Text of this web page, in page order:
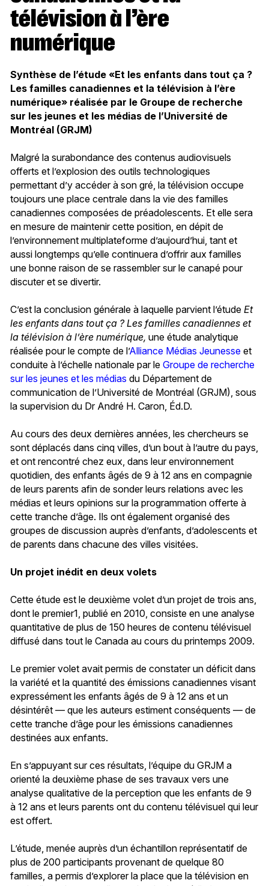
télévision à l’ère
numérique
Synthèse de l’étude «Et les enfants dans tout ça ?
Les familles canadiennes et la télévision à l’ère
numérique» réalisée par le Groupe de recherche
sur les jeunes et les médias de l’Université de
Montréal (GRJM)
Malgré la surabondance des contenus audiovisuels
offerts et l’explosion des outils technologiques
permettant d’y accéder à son gré, la télévision occupe
toujours une place centrale dans la vie des familles
canadiennes composées de préadolescents. Et elle sera
en mesure de maintenir cette position, en dépit de
l’environnement multiplateforme d’aujourd’hui, tant et
aussi longtemps qu’elle continuera d’offrir aux familles
une bonne raison de se rassembler sur le canapé pour
discuter et se divertir.
C’est la conclusion générale à laquelle parvient l’étude Et
les enfants dans tout ça ? Les familles canadiennes et
la télévision à l’ère numérique, une étude analytique
réalisée pour le compte de l’Alliance Médias Jeunesse et
conduite à l’échelle nationale par le Groupe de recherche
sur les jeunes et les médias du Département de
communication de l’Université de Montréal (GRJM), sous
la supervision du Dr André H. Caron, Éd.D.
Au cours des deux dernières années, les chercheurs se
sont déplacés dans cinq villes, d’un bout à l’autre du pays,
et ont rencontré chez eux, dans leur environnement
quotidien, des enfants âgés de 9 à 12 ans en compagnie
de leurs parents afin de sonder leurs relations avec les
médias et leurs opinions sur la programmation offerte à
cette tranche d’âge. Ils ont également organisé des
groupes de discussion auprès d’enfants, d’adolescents et
de parents dans chacune des villes visitées.
Un projet inédit en deux volets
Cette étude est le deuxième volet d’un projet de trois ans,
dont le premier1, publié en 2010, consiste en une analyse
quantitative de plus de 150 heures de contenu télévisuel
diffusé dans tout le Canada au cours du printemps 2009.
Le premier volet avait permis de constater un déficit dans
la variété et la quantité des émissions canadiennes visant
expressément les enfants âgés de 9 à 12 ans et un
désintérêt — que les auteurs estiment conséquents — de
cette tranche d’âge pour les émissions canadiennes
destinées aux enfants.
En s’appuyant sur ces résultats, l’équipe du GRJM a
orienté la deuxième phase de ses travaux vers une
analyse qualitative de la perception que les enfants de 9
à 12 ans et leurs parents ont du contenu télévisuel qui leur
est offert.
L’étude, menée auprès d’un échantillon représentatif de
plus de 200 participants provenant de quelque 80
familles, a permis d’explorer la place que la télévision en